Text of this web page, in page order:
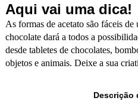
Aqui vai uma dica!
As formas de acetato são fáceis
chocolate dará a todos a
desde tabletes de chocolates,
objetos e animais. Deixe a sua
Descrição